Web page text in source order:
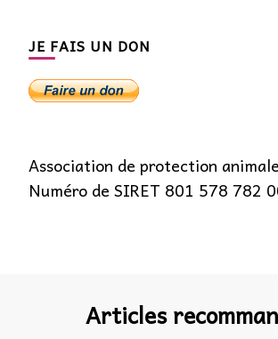
JE FAIS UN DON
Association de protection
Numéro de SIRET 801 578 782
Articles